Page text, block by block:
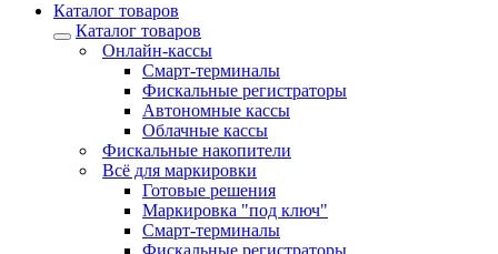
Каталог товаров
Каталог товаров
Онлайн-кассы
Смарт-терминалы
Фискальные регистраторы
Автономные кассы
Облачные кассы
Фискальные накопители
Всё для маркировки
Готовые решения
Маркировка "под ключ"
Смарт-терминалы
Фискальные регистраторы